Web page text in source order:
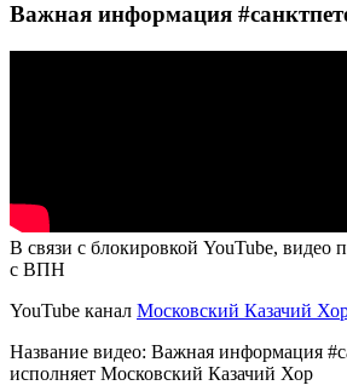
Важная информация
В связи с блокировкой YouTube, видео
с ВПН
YouTube канал Московский Казачий
Название видео: Важная информация
исполняет Московский Казачий Хор